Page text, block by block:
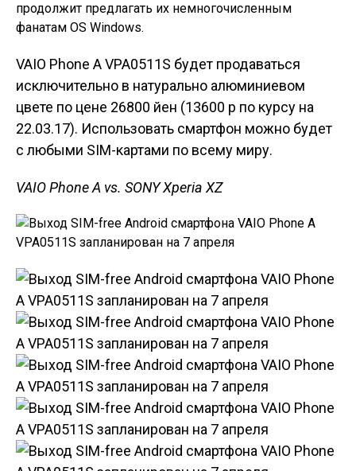
продолжит предлагать их немногочисленным
фанатам OS Windows.
VAIO Phone A VPA0511S будет продаваться
исключительно в натурально алюминиевом
цвете по цене 26800 йен (13600 р по курсу на
22.03.17). Использовать смартфон можно будет
с любыми SIM-картами по всему миру.
VAIO Phone A vs. SONY Xperia XZ